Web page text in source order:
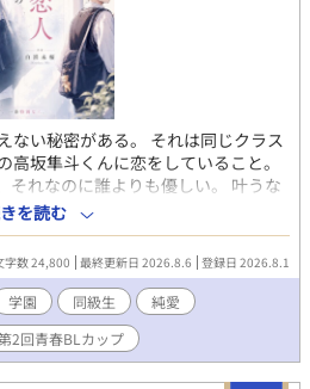
ない秘密がある。 それは同じクラス
高坂隼斗くんに恋をしていること。
それなのに誰よりも優しい。 叶うな
の日、軽い冗談のつもりで口にした
。試しに俺ら付き合ってみる？」 そ
お試し”のはずの恋人生活。 毎朝一緒
て、「おかえり」と「おやすみ」を
の中で、俺たちは少しずつ”恋人”と
になることは、終わりじゃない。 こ
通”を見つけるまでの、青春物語。
時更新📖 ̖́- 8/10以降：毎週火曜・
を読む
字数 24,800 最終更新日 2026.8.6 登録日 2026.8.1
学園 同級生
純愛
2回青春BLカップ